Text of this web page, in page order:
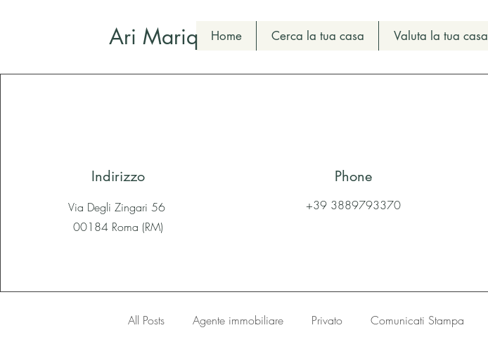
Ari Mariq Home Cerca la tua casa Valuta la tua casa
Indirizzo
Via Degli Zingari 56
00184 Roma (RM)
Phone
+39 3889793370
All Posts Agente immobiliare Privato Comunicati Stampa